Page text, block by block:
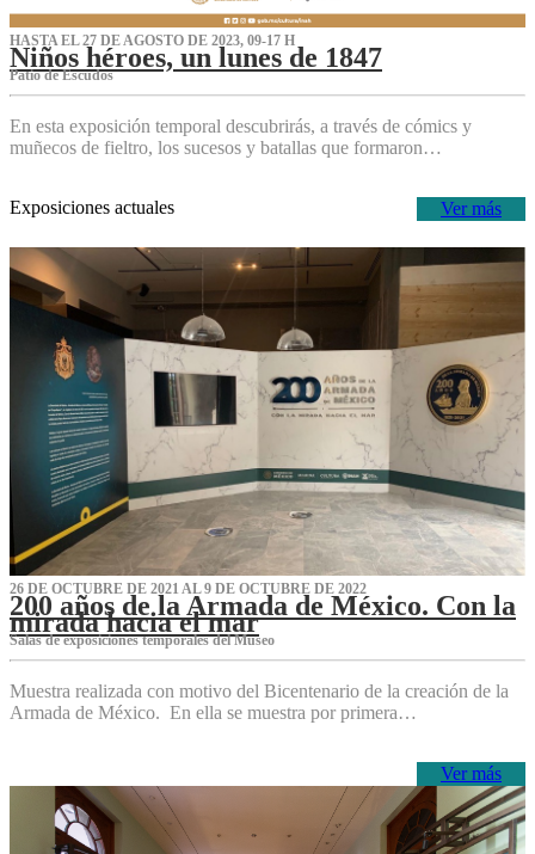
HASTA EL 27 DE AGOSTO DE 2023, 09-17 H
Niños héroes, un lunes de 1847
Patio de Escudos
En esta exposición temporal descubrirás, a través de cómics y
muñecos de fieltro, los sucesos y batallas que formaron…
Ver más
Exposiciones actuales
26 DE OCTUBRE DE 2021 AL 9 DE OCTUBRE DE 2022
200 años de la Armada de México. Con la
mirada hacia el mar
Salas de exposiciones temporales del Museo‌
Muestra realizada con motivo del Bicentenario de la creación de la
Armada de México. En ella se muestra por primera…
Ver más